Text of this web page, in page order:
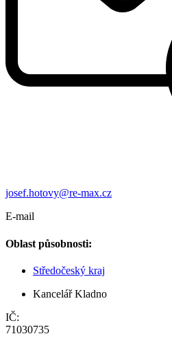
josef.hotovy@re-max.cz
E-mail
Oblast působnosti:
Středočeský kraj
Kancelář Kladno
IČ:
71030735